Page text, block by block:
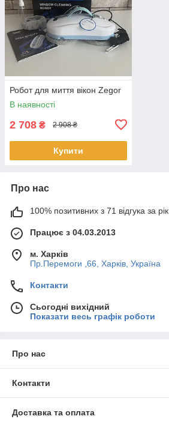
Робот для миття вікон Zegor
В наявності
2 708 ₴ 2 908 ₴
Купити
Про нас
100% позитивних з 71 відгука за рік
Працює з 04.03.2013
м. Харків
Пр.Перемоги ,66, Харків, Україна
Контакти
Сьогодні вихідний
Показати весь графік роботи
Про нас
Контакти
Доставка та оплата